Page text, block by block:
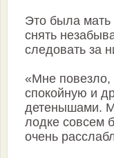
Это была
снять
следовать за
«Мне повезло,
спокойную и
детенышами.
лодке совсем
очень